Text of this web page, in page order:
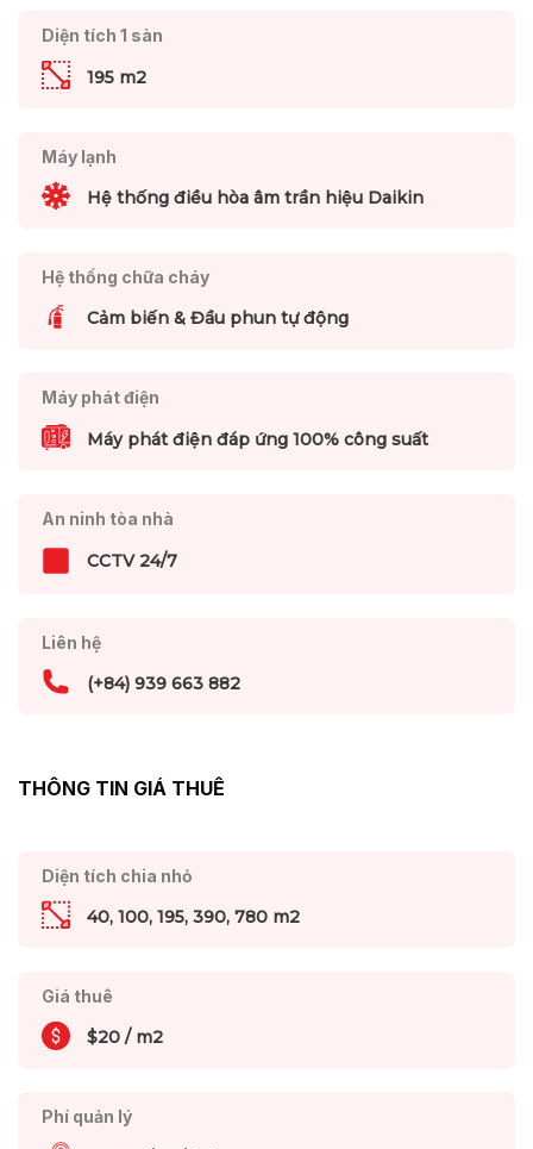
Diện tích 1 sàn
195 m2
Máy lạnh
Hệ thống điều hòa âm trần hiệu Daikin
Hệ thống chữa cháy
Cảm biến & Đầu phun tự động
Máy phát điện
Máy phát điện đáp ứng 100% công suất
An ninh tòa nhà
CCTV 24/7
Liên hệ
(+84) 939 663 882
THÔNG TIN GIÁ THUÊ
Diện tích chia nhỏ
40, 100, 195, 390, 780 m2
Giá thuê
$20 / m2
Phí quản lý